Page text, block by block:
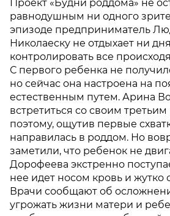
Проект «Будни роддома» не
равнодушным ни одного
эпизоде предприниматель
Николаеску не отдыхает ни
контролировать все
С первого ребенка не
но сейчас она настроена на
естественным путем. Арина
встретиться со своим
поэтому, ощутив первые
направилась в роддом. Но
заметили, что ребенок не
Дорофеева экстренно
нее идет носом кровь и жутко
Врачи сообщают об
угрожать жизни матери и